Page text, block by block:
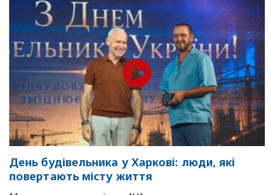
День будівельника у Харкові: люди, які
повертають місту життя